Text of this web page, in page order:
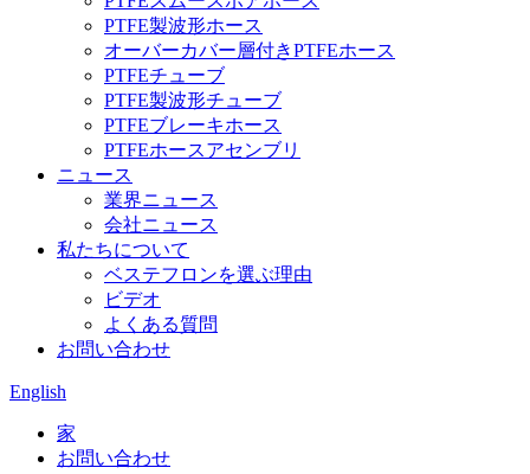
PTFE製波形ホース
オーバーカバー層付きPTFEホース
PTFEチューブ
PTFE製波形チューブ
PTFEブレーキホース
PTFEホースアセンブリ
ニュース
業界ニュース
会社ニュース
私たちについて
ベステフロンを選ぶ理由
ビデオ
よくある質問
お問い合わせ
English
家
お問い合わせ